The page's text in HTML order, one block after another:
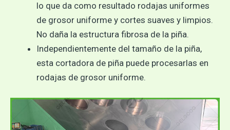
lo que da como resultado rodajas uniformes
de grosor uniforme y cortes suaves y limpios.
No daña la estructura fibrosa de la piña.
Independientemente del tamaño de la piña,
esta cortadora de piña puede procesarlas en
rodajas de grosor uniforme.